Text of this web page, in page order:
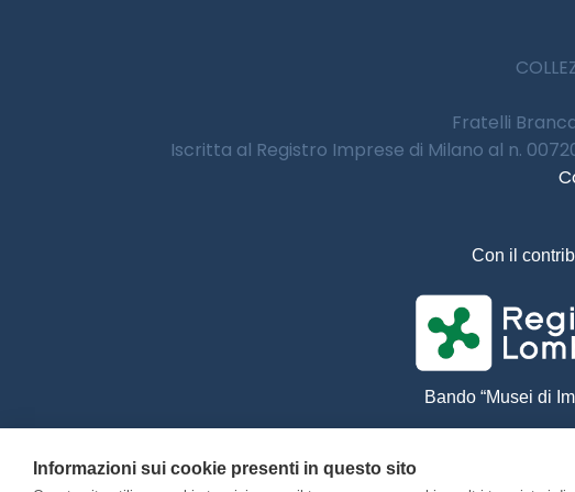
Fratelli
Iscritta al Registro Imprese di Milano al n.
Con il
Bando “Musei di
Informazioni sui cookie presenti in questo sito